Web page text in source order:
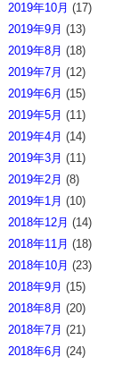
2019年10月 (17)
2019年9月 (13)
2019年8月 (18)
2019年7月 (12)
2019年6月 (15)
2019年5月 (11)
2019年4月 (14)
2019年3月 (11)
2019年2月 (8)
2019年1月 (10)
2018年12月 (14)
2018年11月 (18)
2018年10月 (23)
2018年9月 (15)
2018年8月 (20)
2018年7月 (21)
2018年6月 (24)